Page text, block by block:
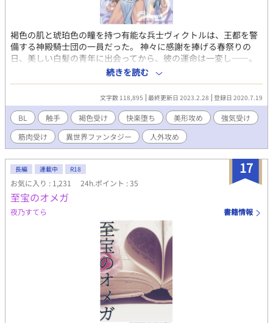
褐色の肌と琥珀色の瞳を持つ有能な兵士ヴィクトルは、王都を警
備する神殿騎士団の一員だった。 神々に感謝を捧げる春祭りの
日、美しい白髪の青年に出会ってから、彼の運命は一変し――。
ドSな触手男（一応、主神）に取り憑かれた強気な美青年の、悲喜
こもごもの物語。 美麗な表紙は沢内サチヨ様に描いていただきま
した！！ https://www.pixiv.net/users/131210
https://mobile.twitter.com/sachiyo_happy 誠に有難うございま
した♡♡ 本作は拙作「聖騎士の盾」シリーズの派生作品ですが、
単品でも読めなくはないかと思います。 （「神々の祭日」で当て
馬攻だったヴィクトルが受になっています） 脇カプの話が余りに
長くなってしまったので申し訳ないのもあり、本編から独立しま
した。 冒頭に本編カプのラブシーンあり。
続きを読む
文字数 118,895 最終更新日 2023.2.28 登録日 2020.7.19
BL 触手 褐色受け 快楽堕ち 美形攻め
強気受け
筋肉受け
異世界ファンタジー 人外攻め
17
長編 連載中 R18
お気に入り : 1,231 24h.ポイント : 35
至宝のオメガ
夜乃すてら 書籍情報